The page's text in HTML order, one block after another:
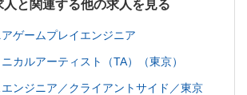
人と関連する他の求人を見る
アゲームプレイエンジニア
ニカルアーティスト（TA）（東京）
ンジニア／クライアントサイド／東京